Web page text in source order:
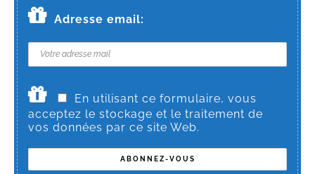
Adresse email:
En utilisant ce formulaire, vous
acceptez le stockage et le traitement de
vos données par ce site Web.